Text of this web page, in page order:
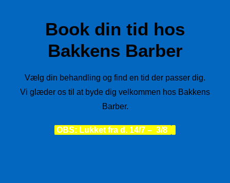
Book din tid hos
Bakkens Barber
Vælg din behandling og find en tid der passer dig.
Vi glæder os til at byde dig velkommen hos Bakkens
Barber.
OBS: Lukket fra d. 14/7 – 3/8